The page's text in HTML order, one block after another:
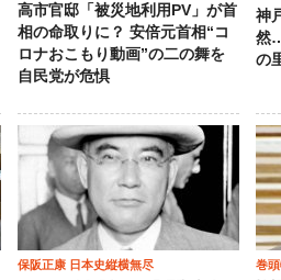
高市官邸「被災地利用PV」が首
相の命取りに？ 安倍元首相“コ
ロナおこもり動画”の二の舞を
自民党が危惧
神
然
の
保阪正康 日本史縦横無尽 巻